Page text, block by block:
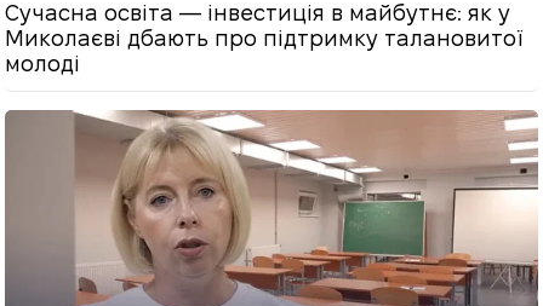
Сучасна освіта — інвестиція в майбутнє: як у
Миколаєві дбають про підтримку талановитої
молоді